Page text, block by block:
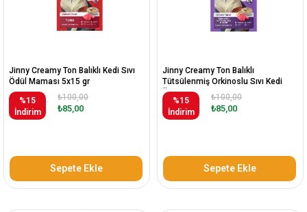
Jinny Creamy Ton Balıklı Kedi Sıvı
Ödül Maması 5x15 gr
%15
İndirim
₺85,00
₺100,00
Sepete Ekle
Jinny Creamy Ton Balıklı
Tütsülenmiş Orkinoslu Sıvı Kedi
Ödülü Maması 5x15 Gr
%15
İndirim
₺85,00
₺100,00
Sepete Ekle